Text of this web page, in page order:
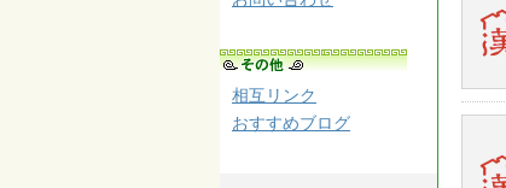
相互リンク
おすすめブログ